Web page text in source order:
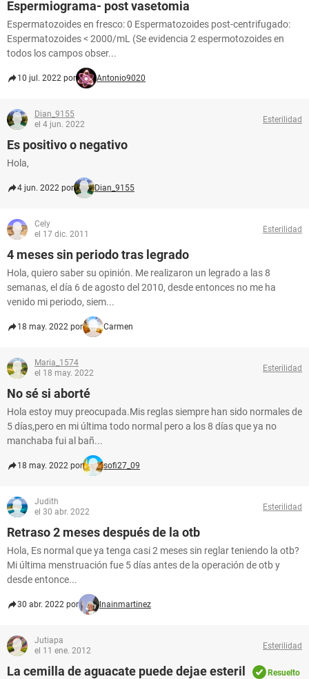
Espermiograma- post vasetomia
Espermatozoides en fresco: 0 Espermatozoides post-centrifugado:
Espermatozoides < 2000/mL (Se evidencia 2 espermotozoides en
todos los campos obser...
10 jul. 2022 por Antonio9020
Dian_9155
el 4 jun. 2022
Esterilidad
Es positivo o negativo
Hola,
4 jun. 2022 por Dian_9155
Cely
el 17 dic. 2011
Esterilidad
4 meses sin periodo tras legrado
Hola, quiero saber su opinión. Me realizaron un legrado a las 8
semanas, el día 6 de agosto del 2010, desde entonces no me ha
venido mi periodo, siem...
18 may. 2022 por Carmen
Maria_1574
el 18 may. 2022
Esterilidad
No sé si aborté
Hola estoy muy preocupada.Mis reglas siempre han sido normales de
5 días,pero en mi última todo normal pero a los 8 días que ya no
manchaba fui al bañ...
18 may. 2022 por sofi27_09
Judith
el 30 abr. 2022
Esterilidad
Retraso 2 meses después de la otb
Hola, Es normal que ya tenga casi 2 meses sin reglar teniendo la otb?
Mi última menstruación fue 5 días antes de la operación de otb y
desde entonce...
30 abr. 2022 por lnainmartinez
Jutiapa
el 11 ene. 2012
Esterilidad
La cemilla de aguacate puede dejae esteril Resuelto